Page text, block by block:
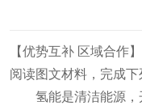
【优势互补 区域合作】
阅读图文材料，完成下
氢能是清洁能源